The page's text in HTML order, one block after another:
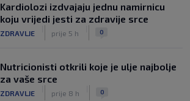
Kardiolozi izdvajaju jednu namirnicu
koju vrijedi jesti za zdravije srce
ZDRAVLJE prije 5 h 0
Nutricionisti otkrili koje je ulje najbolje
za vaše srce
ZDRAVLJE prije 8 h 0